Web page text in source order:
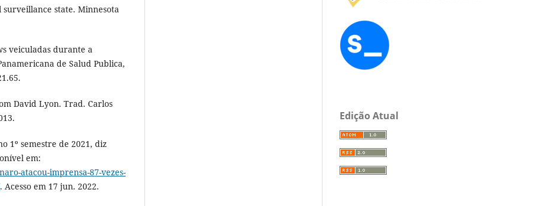
state. Minnesota
veiculadas durante a
de Salud Publica,
David Lyon. Trad. Carlos
1º semestre de 2021, diz
em:
atacou-imprensa-87-vezes-
. Acesso em 17 jun. 2022.
Edição Atual